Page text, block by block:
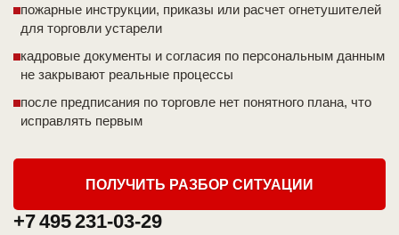
пожарные инструкции, приказы или расчет огнетушителей
для торговли устарели
кадровые документы и согласия по персональным данным
не закрывают реальные процессы
после предписания по торговле нет понятного плана, что
исправлять первым
ПОЛУЧИТЬ РАЗБОР СИТУАЦИИ
+7 495 231-03-29